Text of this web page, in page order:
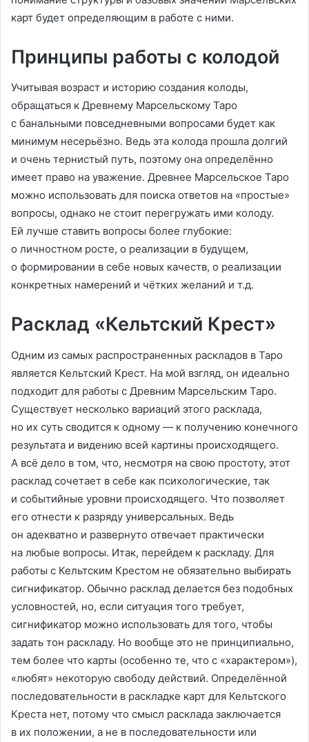
карт будет определяющим в работе с ними.
Принципы работы с колодой
Учитывая возраст и историю создания колоды,
обращаться к Древнему Марсельскому Таро
с банальными повседневными вопросами будет как
минимум несерьёзно. Ведь эта колода прошла долгий
и очень тернистый путь, поэтому она определённо
имеет право на уважение. Древнее Марсельское Таро
можно использовать для поиска ответов на «простые»
вопросы, однако не стоит перегружать ими колоду.
Ей лучше ставить вопросы более глубокие:
о личностном росте, о реализации в будущем,
о формировании в себе новых качеств, о реализации
конкретных намерений и чётких желаний и т.д.
Расклад «Кельтский Крест»
Одним из самых распространенных раскладов в Таро
является Кельтский Крест. На мой взгляд, он идеально
подходит для работы с Древним Марсельским Таро.
Существует несколько вариаций этого расклада,
но их суть сводится к одному — к получению конечного
результата и видению всей картины происходящего.
А всё дело в том, что, несмотря на свою простоту, этот
расклад сочетает в себе как психологические, так
и событийные уровни происходящего. Что позволяет
его отнести к разряду универсальных. Ведь
он адекватно и развернуто отвечает практически
на любые вопросы. Итак, перейдем к раскладу. Для
работы с Кельтским Крестом не обязательно выбирать
сигнификатор. Обычно расклад делается без подобных
условностей, но, если ситуация того требует,
сигнификатор можно использовать для того, чтобы
задать тон раскладу. Но вообще это не принципиально,
тем более что карты (особенно те, что с «характером»),
«любят» некоторую свободу действий. Определённой
последовательности в раскладке карт для Кельтского
Креста нет, потому что смысл расклада заключается
в их положении, а не в последовательности или